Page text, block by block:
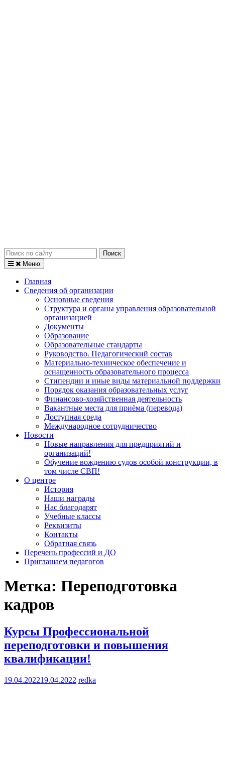
Искать:
Меню
Главная
Сведения об организации
Основные сведения
Структура и органы управления образовательной
организацией
Документы
Образование
Образовательные стандарты
Руководство. Педагогический состав
Материально-техническое обеспечение и
оснащенность образовательного процесса
Стипендии и иные виды материальной поддержки
Порядок оказания образовательных услуг
Финансово-хозяйственная деятельность
Вакантные места для приёма (перевода)
Доступная среда
Международное сотрудничество
Новости
Новые направления для предприятий и
организаций!
Обучение вождению судов особой конструкции, в
том числе СВП!
О центре
История
Наши награды
Нас благодарят
Учебные классы
Реквизиты
Контакты
Обратная связь
Перечень профессий и ДО
Приглашаем педагогов
Метка: Переподготовка
кадров
Курсы Профессиональной
переподготовки и повышения
квалификации!
19.04.202219.04.2022 redka